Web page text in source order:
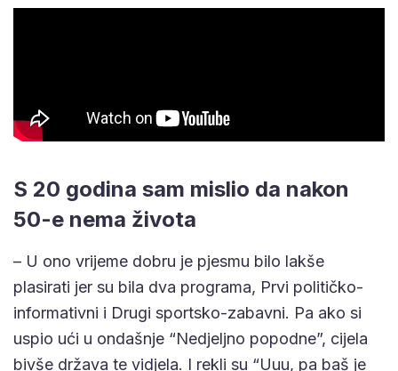
S 20 godina sam mislio da nakon
50-e nema života
– U ono vrijeme dobru je pjesmu bilo lakše
plasirati jer su bila dva programa, Prvi političko-
informativni i Drugi sportsko-zabavni. Pa ako si
uspio ući u ondašnje “Nedjeljno popodne”, cijela
bivše država te vidjela. I rekli su “Uuu, pa baš je